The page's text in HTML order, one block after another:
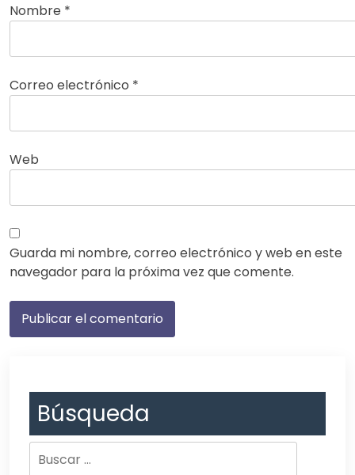
Nombre *
Correo electrónico *
Web
Guarda mi nombre, correo electrónico y web en este
navegador para la próxima vez que comente.
Búsqueda